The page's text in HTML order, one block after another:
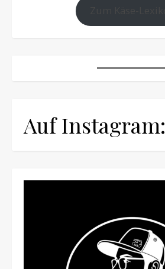
Auf Instagram: